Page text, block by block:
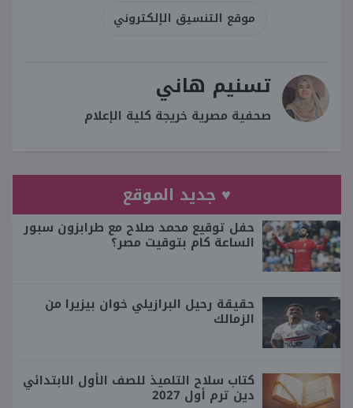
موقع التنسيق الإلكتروني
تسنيم هاني
صحفية مصرية خريجة كلية الإعلام
♥ جديد الموقع
حفل توقيع محمد صلاح مع طرابزون سبور
الساعة كام بتوقيت مصر؟
حقيقة رحيل البرازيلي خوان بيزيرا من
الزمالك
كتاب سلاح التلميذ للصف الأول الابتدائي
دين ترم أول 2027